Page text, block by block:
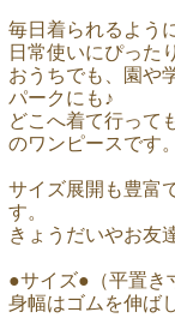
毎日着られるよう
日常使いにぴった
おうちでも、園や
パークにも♪
どこへ着て行って
のワンピースです。
サイズ展開も豊富
す。
きょうだいやお友
●サイズ●（平置き
身幅はゴムを伸ば